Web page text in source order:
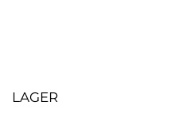
LAGER